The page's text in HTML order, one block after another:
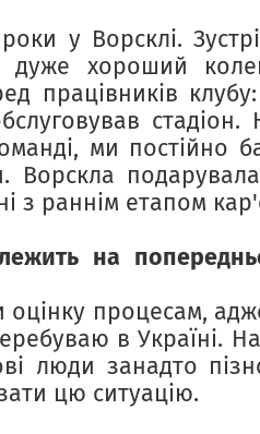
у Ворсклі.
дуже хороший
працівників
ми постійно
Ворскла
з раннім етапом
на
процесам,
в Україні.
люди занадто
цю ситуацію.